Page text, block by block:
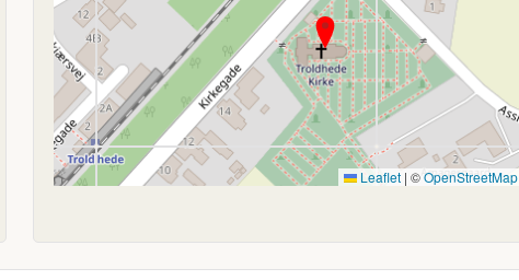
Leaflet | ©OpenStreetMap